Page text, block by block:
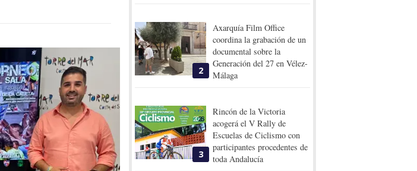
2
Axarquía Film Office
coordina la grabación de un
documental sobre la
Generación del 27 en Vélez-
Málaga
3
Rincón de la Victoria
acogerá el V Rally de
Escuelas de Ciclismo con
participantes procedentes de
toda Andalucía